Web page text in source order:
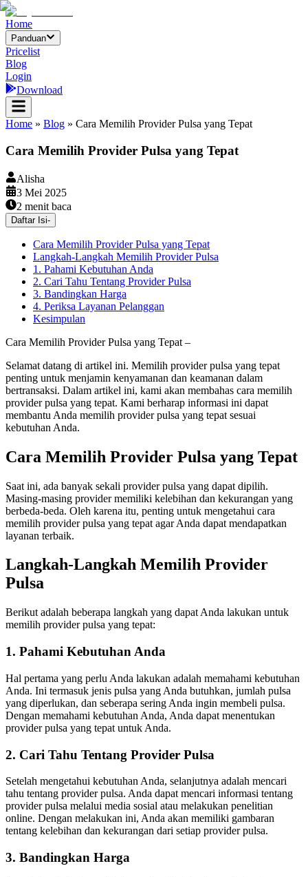
Home
Panduan
Pricelist
Blog
Login
Download
Home » Blog » Cara Memilih Provider Pulsa yang Tepat
Cara Memilih Provider Pulsa yang Tepat
Alisha
3 Mei 2025
2 menit baca
Daftar Isi-
Cara Memilih Provider Pulsa yang Tepat
Langkah-Langkah Memilih Provider Pulsa
1. Pahami Kebutuhan Anda
2. Cari Tahu Tentang Provider Pulsa
3. Bandingkan Harga
4. Periksa Layanan Pelanggan
Kesimpulan
Cara Memilih Provider Pulsa yang Tepat –
Selamat datang di artikel ini. Memilih provider pulsa yang tepat
penting untuk menjamin kenyamanan dan keamanan dalam
bertransaksi. Dalam artikel ini, kami akan membahas cara memilih
provider pulsa yang tepat. Kami berharap informasi ini dapat
membantu Anda memilih provider pulsa yang tepat sesuai
kebutuhan Anda.
Cara Memilih Provider Pulsa yang Tepat
Saat ini, ada banyak sekali provider pulsa yang dapat dipilih.
Masing-masing provider memiliki kelebihan dan kekurangan yang
berbeda-beda. Oleh karena itu, penting untuk mengetahui cara
memilih provider pulsa yang tepat agar Anda dapat mendapatkan
layanan terbaik.
Langkah-Langkah Memilih Provider
Pulsa
Berikut adalah beberapa langkah yang dapat Anda lakukan untuk
memilih provider pulsa yang tepat:
1. Pahami Kebutuhan Anda
Hal pertama yang perlu Anda lakukan adalah memahami kebutuhan
Anda. Ini termasuk jenis pulsa yang Anda butuhkan, jumlah pulsa
yang diperlukan, dan seberapa sering Anda ingin membeli pulsa.
Dengan memahami kebutuhan Anda, Anda dapat menentukan
provider pulsa yang tepat untuk Anda.
2. Cari Tahu Tentang Provider Pulsa
Setelah mengetahui kebutuhan Anda, selanjutnya adalah mencari
tahu tentang provider pulsa. Anda dapat mencari informasi tentang
provider pulsa melalui media sosial atau melakukan penelitian
online. Dengan melakukan ini, Anda akan memiliki gambaran
tentang kelebihan dan kekurangan dari setiap provider pulsa.
3. Bandingkan Harga